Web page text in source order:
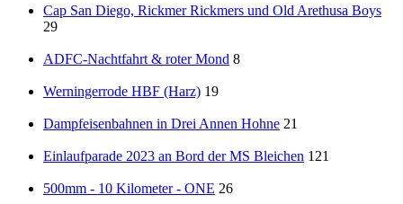
Cap San Diego, Rickmer Rickmers und Old Arethusa Boys
29
ADFC-Nachtfahrt & roter Mond 8
Werningerrode HBF (Harz) 19
Dampfeisenbahnen in Drei Annen Hohne 21
Einlaufparade 2023 an Bord der MS Bleichen 121
500mm - 10 Kilometer - ONE 26